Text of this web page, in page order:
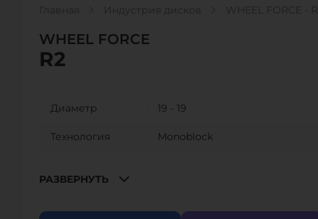
Главная Индустрия дисков WHEEL FORCE -
WHEEL FORCE
R2
Диаметр 19 - 19
Технология Monoblock
РАЗВЕРНУТЬ